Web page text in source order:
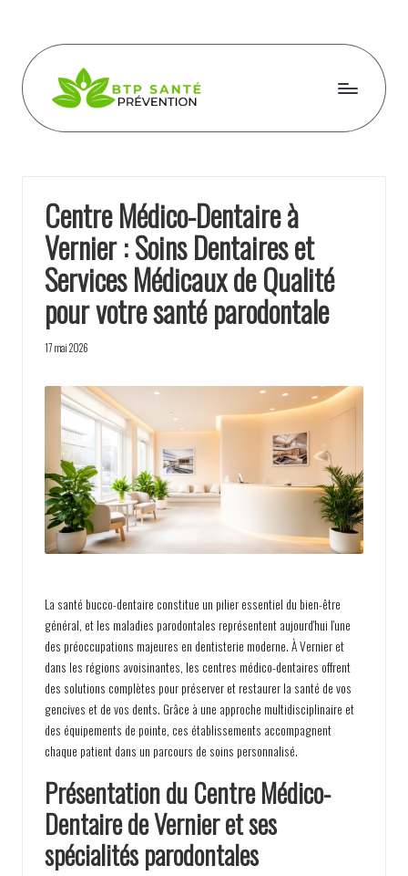
content
B
s
a
n
t
e
p
r
e
v
e
n
i
o
n
Centre Médico-Dentaire à
Vernier : Soins Dentaires et
Services Médicaux de Qualité
pour votre santé parodontale
17 mai 2026
La santé bucco-dentaire constitue un pilier essentiel du bien-être
général, et les maladies parodontales représentent aujourd'hui l'une
des préoccupations majeures en dentisterie moderne. À Vernier et
dans les régions avoisinantes, les centres médico-dentaires offrent
des solutions complètes pour préserver et restaurer la santé de vos
gencives et de vos dents. Grâce à une approche multidisciplinaire et
des équipements de pointe, ces établissements accompagnent
chaque patient dans un parcours de soins personnalisé.
Présentation du Centre Médico-
Dentaire de Vernier et ses
spécialités parodontales